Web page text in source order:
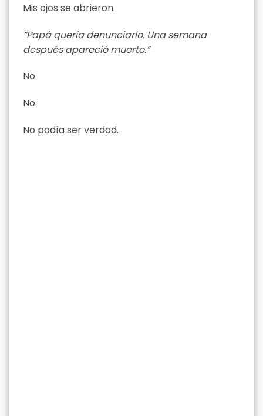
Mis ojos se abrieron.
“Papá quería denunciarlo. Una semana
después apareció muerto.”
No.
No.
No podía ser verdad.